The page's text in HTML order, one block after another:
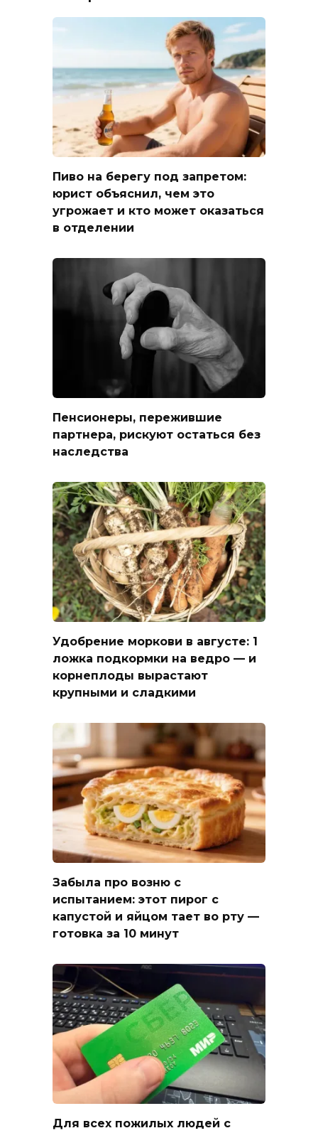
Пиво на берегу под запретом:
юрист объяснил, чем это
угрожает и кто может оказаться
в отделении
Пенсионеры, пережившие
партнера, рискуют остаться без
наследства
Удобрение моркови в августе: 1
ложка подкормки на ведро — и
корнеплоды вырастают
крупными и сладкими
Забыла про возню с
испытанием: этот пирог с
капустой и яйцом тает во рту —
готовка за 10 минут
Для всех пожилых людей с